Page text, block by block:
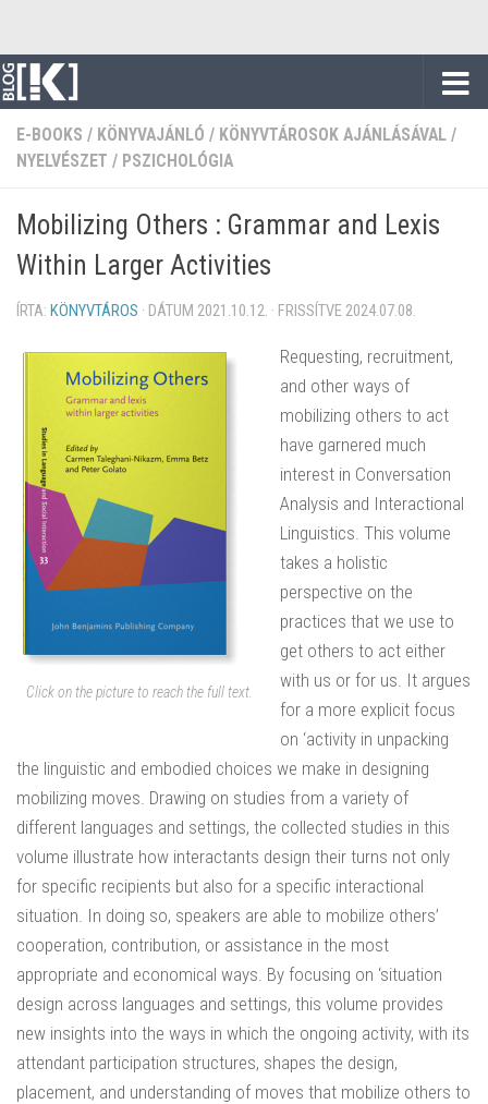
E-BOOKS / KÖNYVAJÁNLÓ / KÖNYVTÁROSOK AJÁNLÁSÁVAL /
NYELVÉSZET / PSZICHOLÓGIA
Mobilizing Others : Grammar and Lexis
Within Larger Activities
ÍRTA: KÖNYVTÁROS · DÁTUM 2021.10.12. · FRISSÍTVE 2024.07.08.
Click on the picture to reach the full text.
Requesting, recruitment,
and other ways of
mobilizing others to act
have garnered much
interest in Conversation
Analysis and Interactional
Linguistics. This volume
takes a holistic
perspective on the
practices that we use to
get others to act either
with us or for us. It argues
for a more explicit focus
on ‘activity in unpacking
the linguistic and embodied choices we make in designing
mobilizing moves. Drawing on studies from a variety of
different languages and settings, the collected studies in this
volume illustrate how interactants design their turns not only
for specific recipients but also for a specific interactional
situation. In doing so, speakers are able to mobilize others’
cooperation, contribution, or assistance in the most
appropriate and economical ways. By focusing on ‘situation
design across languages and settings, this volume provides
new insights into the ways in which the ongoing activity, with its
attendant participation structures, shapes the design,
placement, and understanding of moves that mobilize others to